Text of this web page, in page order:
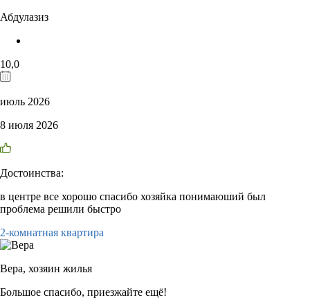
Абдулазиз
10,0
июль 2026
8 июля 2026
Достоинства:
в центре все хорошо спасибо хозяйка понимаюший был
проблема решили быстро
2-комнатная квартира
Вера, хозяин жилья
Большое спасибо, приезжайте ещё!